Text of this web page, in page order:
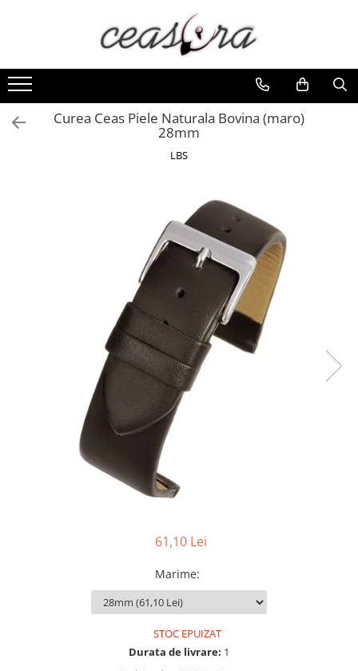
Toate Produsele
Baterii
AA, AAA, 9V
Accesorii baterii
Ceasuri Daniel Klein
Ceasuri Q&Q Attractive
Ceasuri Reflex
Ceasuri Sekonda
Ceasuri Timberland
Curea Ceas Piele Naturala Bovina (maro)
28mm
LBS
61,10 Lei
Marime:
STOC EPUIZAT
Durata de livrare: 1